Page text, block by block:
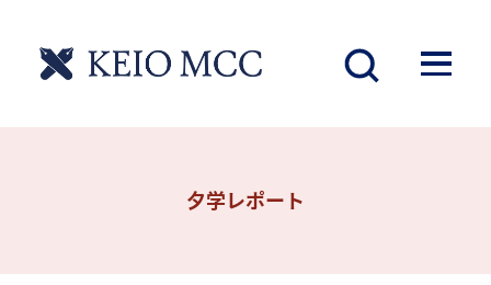
夕学レポート